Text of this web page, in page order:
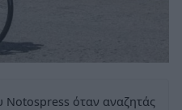
Notospress όταν αναζητάς